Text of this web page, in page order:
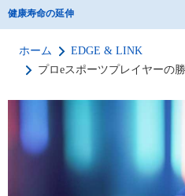
健康寿命の延伸
ホーム
EDGE & LINK
プロeスポーツプレイヤーの